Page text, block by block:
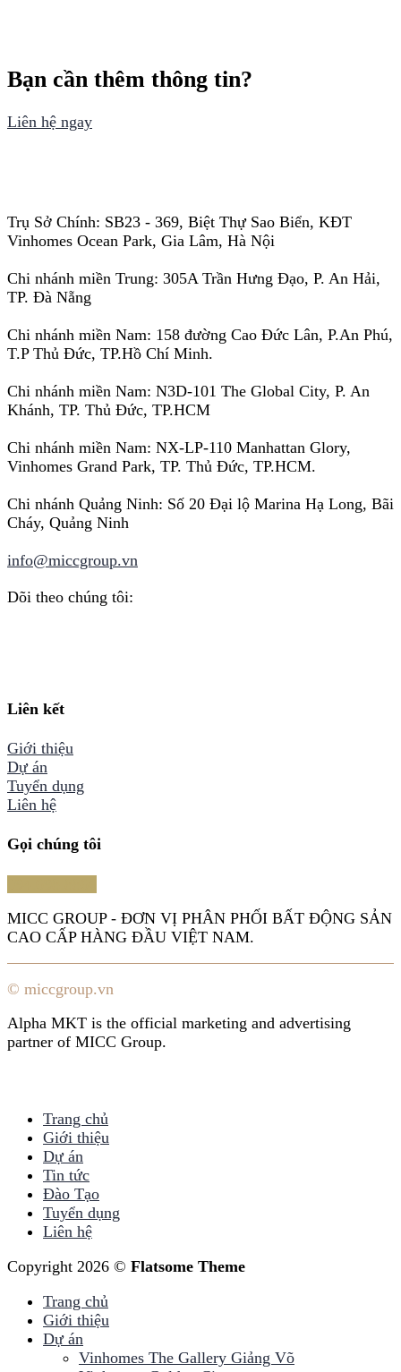
Bạn cần thêm thông tin?
Liên hệ ngay
Trụ Sở Chính: SB23 - 369, Biệt Thự Sao Biển, KĐT
Vinhomes Ocean Park, Gia Lâm, Hà Nội
Chi nhánh miền Trung: 305A Trần Hưng Đạo, P. An Hải,
TP. Đà Nẵng
Chi nhánh miền Nam: 158 đường Cao Đức Lân, P.An Phú,
T.P Thủ Đức, TP.Hồ Chí Minh.
Chi nhánh miền Nam: N3D-101 The Global City, P. An
Khánh, TP. Thủ Đức, TP.HCM
Chi nhánh miền Nam: NX-LP-110 Manhattan Glory,
Vinhomes Grand Park, TP. Thủ Đức, TP.HCM.
Chi nhánh Quảng Ninh: Số 20 Đại lộ Marina Hạ Long, Bãi
Cháy, Quảng Ninh
info@miccgroup.vn
Dõi theo chúng tôi:
Liên kết
Giới thiệu
Dự án
Tuyển dụng
Liên hệ
Gọi chúng tôi
MICC GROUP - ĐƠN VỊ PHÂN PHỐI BẤT ĐỘNG SẢN
CAO CẤP HÀNG ĐẦU VIỆT NAM.
© miccgroup.vn
Alpha MKT is the official marketing and advertising
partner of MICC Group.
Trang chủ
Giới thiệu
Dự án
Tin tức
Đào Tạo
Tuyển dụng
Liên hệ
Copyright 2026 © Flatsome Theme
Trang chủ
Giới thiệu
Dự án
Vinhomes The Gallery Giảng Võ